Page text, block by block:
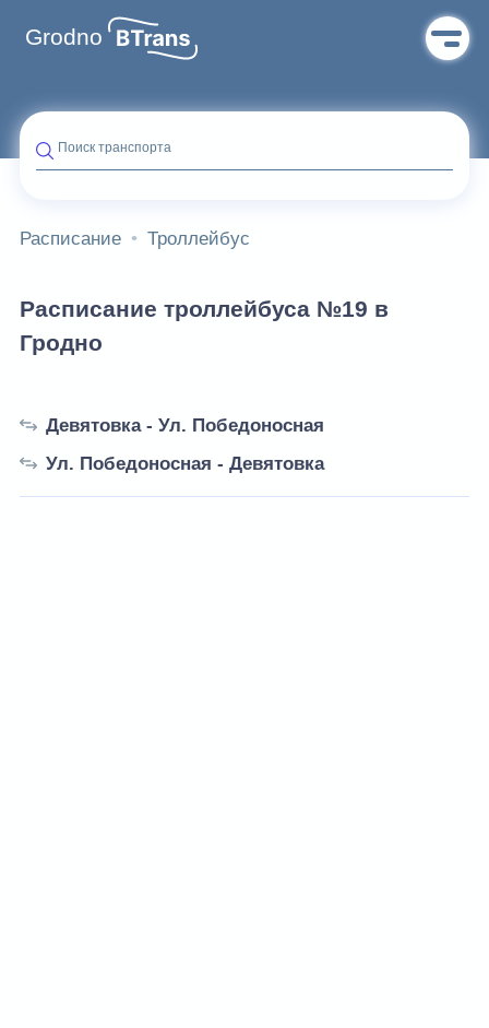
Grodno
Поиск транспорта
Расписание Троллейбус
Расписание троллейбуса №19 в
Гродно
Девятовка - Ул. Победоносная
Ул. Победоносная - Девятовка